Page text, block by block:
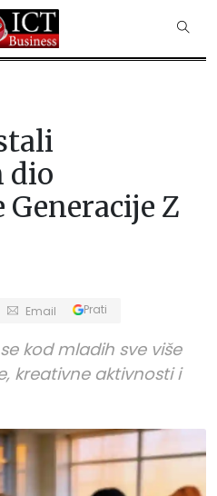
dio
Z
Email Prati
kod mladih sve više
kreativne aktivnosti i